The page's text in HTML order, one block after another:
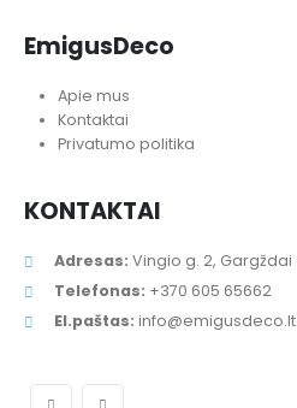
EmigusDeco
Apie mus
Kontaktai
Privatumo politika
KONTAKTAI
Adresas: Vingio g. 2, Gargždai
Telefonas: +370 605 65662
El.paštas: info@emigusdeco.lt